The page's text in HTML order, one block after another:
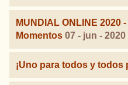
MUNDIAL ONLINE 2020
Momentos 07 - jun - 2020
¡Uno para todos y todos